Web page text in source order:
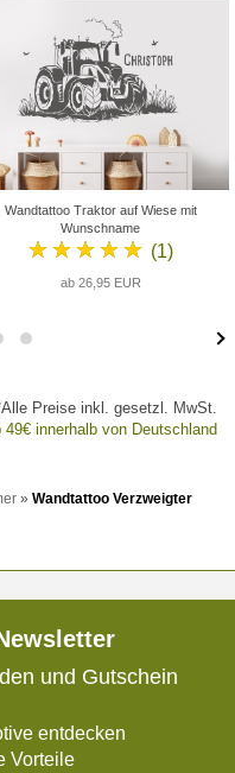
Wandtattoo Traktor auf Wiese mit
Wunschname
★★★★★ (1)
ab 26,95 EUR
Preise inkl. gesetzl. MwSt.
innerhalb von Deutschland
» Wandtattoo Verzweigter
und Gutschein
entdecken
Vorteile